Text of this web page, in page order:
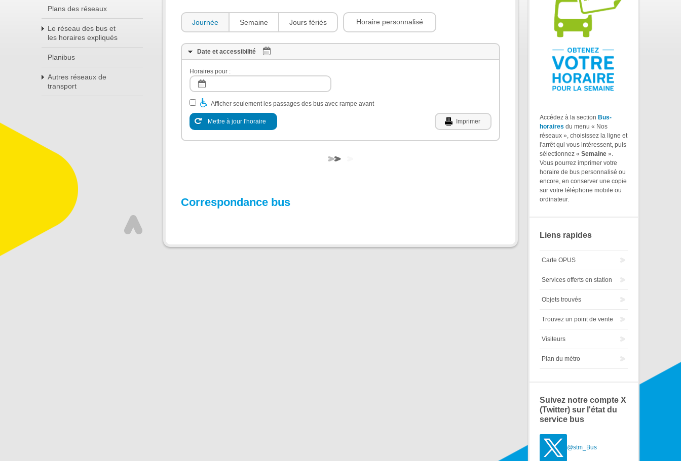
Plans des réseaux
Le réseau des bus et
les horaires expliqués
Planibus
Autres réseaux de
transport
Journée Semaine Jours fériés Horaire personnalisé
Date et accessibilité
Horaires pour :
Afficher seulement les passages des bus avec rampe avant
Mettre à jour l'horaire Imprimer
Correspondance bus
Accédez à la section Bus-
horaires du menu « Nos
réseaux », choisissez la ligne et
l'arrêt qui vous intéressent, puis
sélectionnez « Semaine ».
Vous pourrez imprimer votre
horaire de bus personnalisé ou
encore, en conserver une copie
sur votre téléphone mobile ou
ordinateur.
Liens rapides
Carte OPUS
Services offerts en station
Objets trouvés
Trouvez un point de vente
Visiteurs
Plan du métro
Suivez notre compte X
(Twitter) sur l'état du
service bus
@stm_Bus